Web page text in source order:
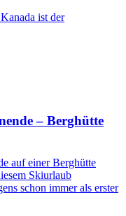
ist der
– Berghütte
auf einer Berghütte
Skiurlaub
schon immer als erster